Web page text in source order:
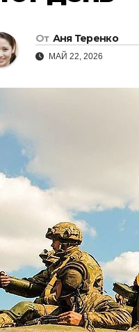
От Аня Теренко
МАЙ 22, 2026